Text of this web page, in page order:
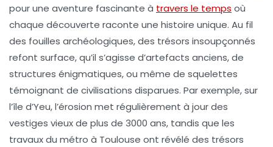
pour une aventure fascinante à travers le temps où
chaque découverte raconte une histoire unique. Au fil
des fouilles archéologiques, des trésors insoupçonnés
refont surface, qu’il s’agisse d’artefacts anciens, de
structures énigmatiques, ou même de squelettes
témoignant de civilisations disparues. Par exemple, sur
l’île d’Yeu, l’érosion met régulièrement à jour des
vestiges vieux de plus de 3000 ans, tandis que les
travaux du métro à Toulouse ont révélé des trésors